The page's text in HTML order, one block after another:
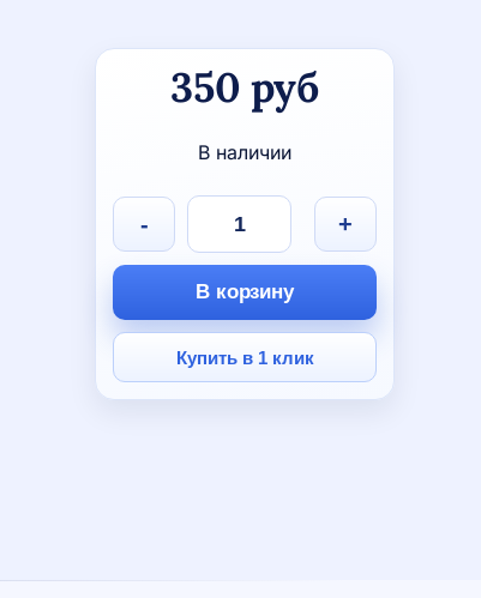
350 руб
В наличии
Количество
Световозвращаюшие
- +
В корзину
Купить в 1 клик